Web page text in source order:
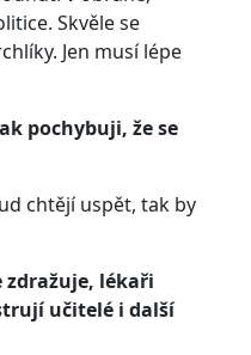
Skvěle se
Jen musí lépe
pochybuji, že se
chtějí uspět, tak by
zdražuje, lékaři
učitelé i další